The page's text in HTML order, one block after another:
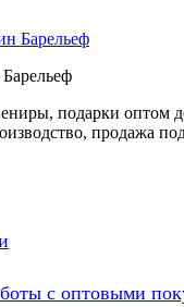
подарки оптом
продажа
с оптовыми